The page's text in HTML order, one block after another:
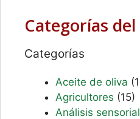
Categorías
Categorías
Aceite de oliva
Agricultores (15)
Análisis sensorial